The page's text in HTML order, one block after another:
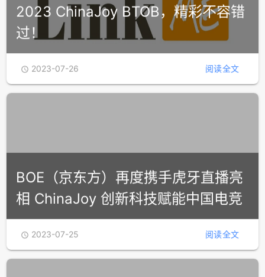
2023 ChinaJoy BTOB，精彩不容错
过！
 2023-07-26 阅读全文
BOE（京东方）再度携手虎牙直播亮
相 ChinaJoy 创新科技赋能中国电竞
 2023-07-25 阅读全文